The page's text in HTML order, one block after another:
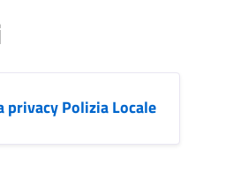
Polizia Locale